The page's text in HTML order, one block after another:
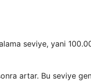
seviye, yani
artar. Bu seviye